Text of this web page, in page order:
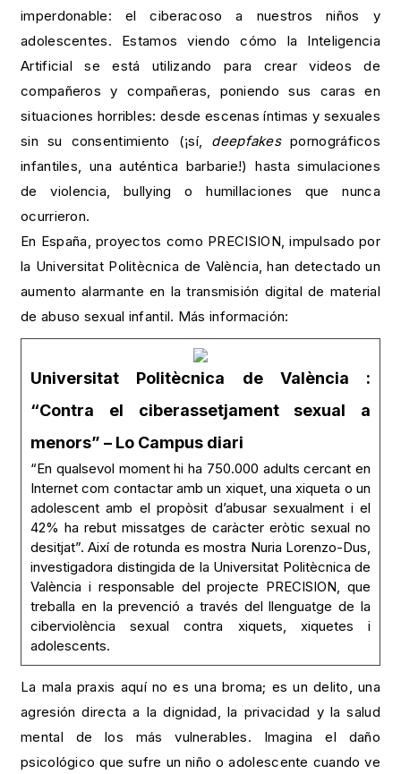
imperdonable: el ciberacoso a nuestros niños y
adolescentes. Estamos viendo cómo la Inteligencia
Artificial se está utilizando para crear videos de
compañeros y compañeras, poniendo sus caras en
situaciones horribles: desde escenas íntimas y sexuales
sin su consentimiento (¡sí, deepfakespornográficos
infantiles, una auténtica barbarie!) hasta simulaciones
de violencia, bullying o humillaciones que nunca
ocurrieron.
En España, proyectos como PRECISION, impulsado por
la Universitat Politècnica de València, han detectado un
aumento alarmante en la transmisión digital de material
de abuso sexual infantil. Más información:
Universitat Politècnica de València :
“Contra el ciberassetjament sexual a
menors” – Lo Campus diari
“En qualsevol moment hi ha 750.000 adults cercant en
Internet com contactar amb un xiquet, una xiqueta o un
adolescent amb el propòsit d’abusar sexualment i el
42% ha rebut missatges de caràcter eròtic sexual no
desitjat”. Així de rotunda es mostra Nuria Lorenzo-Dus,
investigadora distingida de la Universitat Politècnica de
València i responsable del projecte PRECISION, que
treballa en la prevenció a través del llenguatge de la
ciberviolència sexual contra xiquets, xiquetes i
adolescents.
La mala praxis aquí no es una broma; es un delito, una
agresión directa a la dignidad, la privacidad y la salud
mental de los más vulnerables. Imagina el daño
psicológico que sufre un niño o adolescente cuando ve